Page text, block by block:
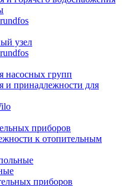
узел
насосных групп
и принадлежности для
приборов
к отопительным
приборов